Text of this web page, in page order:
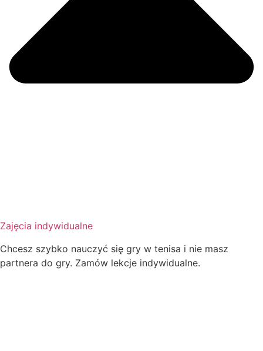
Zajęcia indywidualne
Chcesz szybko nauczyć się gry w tenisa i nie masz
partnera do gry. Zamów lekcje indywidualne.